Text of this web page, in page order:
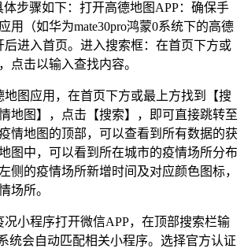
步骤如下：打开高德地图APP：确保手
用（如华为mate30pro鸿蒙0系统下的高德
后进入首页。进入搜索框：在首页下方或
点击以输入查找内容。
地图应用，在首页下方或最上方找到【搜
地图】，点击【搜索】，即可直接跳转至
情地图的顶部，可以查看到所有数据的获
图中，可以看到所在城市的疫情场所分布
侧的疫情场所新增时间及对应颜色图标，
场所。
况小程序打开微信APP，在顶部搜索栏输
统会自动匹配相关小程序。选择官方认证